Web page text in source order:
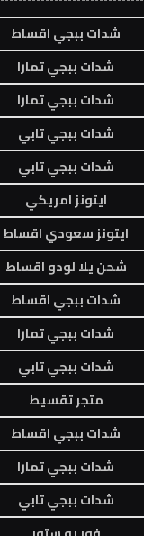
شدات ببجي اقساط
شدات ببجي تمارا
شدات ببجي تمارا
شدات ببجي تابي
شدات ببجي تابي
ايتونز امريكي
ايتونز سعودي اقساط
شحن يلا لودو اقساط
شدات ببجي اقساط
شدات ببجي تمارا
شدات ببجي تابي
متجر تقسيط
شدات ببجي اقساط
شدات ببجي تمارا
شدات ببجي تابي